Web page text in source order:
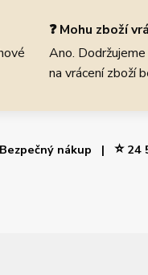
❓ Mohu zboží
Ano.
na vrácení zboží
Bezpečný nákup | ⭐24